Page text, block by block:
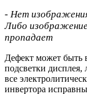
- Нет
Либо изображение
пропадает
Дефект может быть
подсветки
все
инвертора